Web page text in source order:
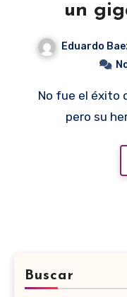
un
Eduardo
No fue el éxito descomunal de la Expo Vino
pero su
Buscar